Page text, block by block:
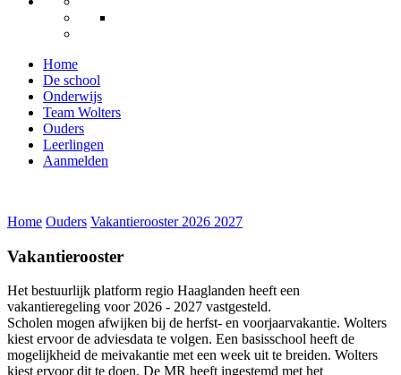
Home
De school
Onderwijs
Team Wolters
Ouders
Leerlingen
Aanmelden
Home Ouders Vakantierooster 2026 2027
Vakantierooster
Het bestuurlijk platform regio Haaglanden heeft een
vakantieregeling voor 2026 - 2027 vastgesteld.
Scholen mogen afwijken bij de herfst- en voorjaarvakantie. Wolters
kiest ervoor de adviesdata te volgen. Een basisschool heeft de
mogelijkheid de meivakantie met een week uit te breiden. Wolters
kiest ervoor dit te doen. De MR heeft ingestemd met het